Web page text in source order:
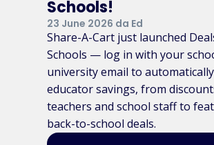
Schools!
23 June 2026 da Ed
Share-A-Cart just launched
Schools — log in with your
university email to
educator savings, from
teachers and school staff to
back-to-school deals.